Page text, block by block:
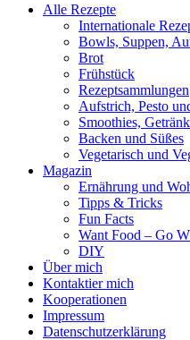
Alle Rezepte
Internationale
Bowls, Suppen,
Brot
Frühstück
Rezeptsammlungen
Aufstrich, Pesto
Smoothies,
Backen und Süßes
Vegetarisch und
Magazin
Ernährung und
Tipps & Tricks
Fun Facts
Want Food – Go
DIY
Über mich
Kontaktier mich
Kooperationen
Impressum
Datenschutzerklärung